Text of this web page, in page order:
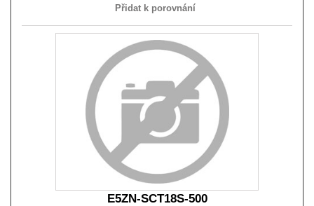
Přidat k porovnání
E5ZN-SCT18S-500